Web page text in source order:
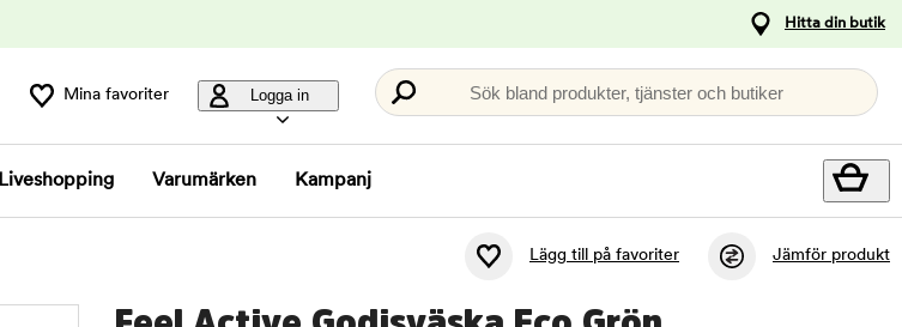
Hitta din butik
Mina favoriter Logga in Sök bland produkter, tjänster och butiker
Liveshopping Varumärken Kampanj
Lägg till på favoriter Jämför produkt